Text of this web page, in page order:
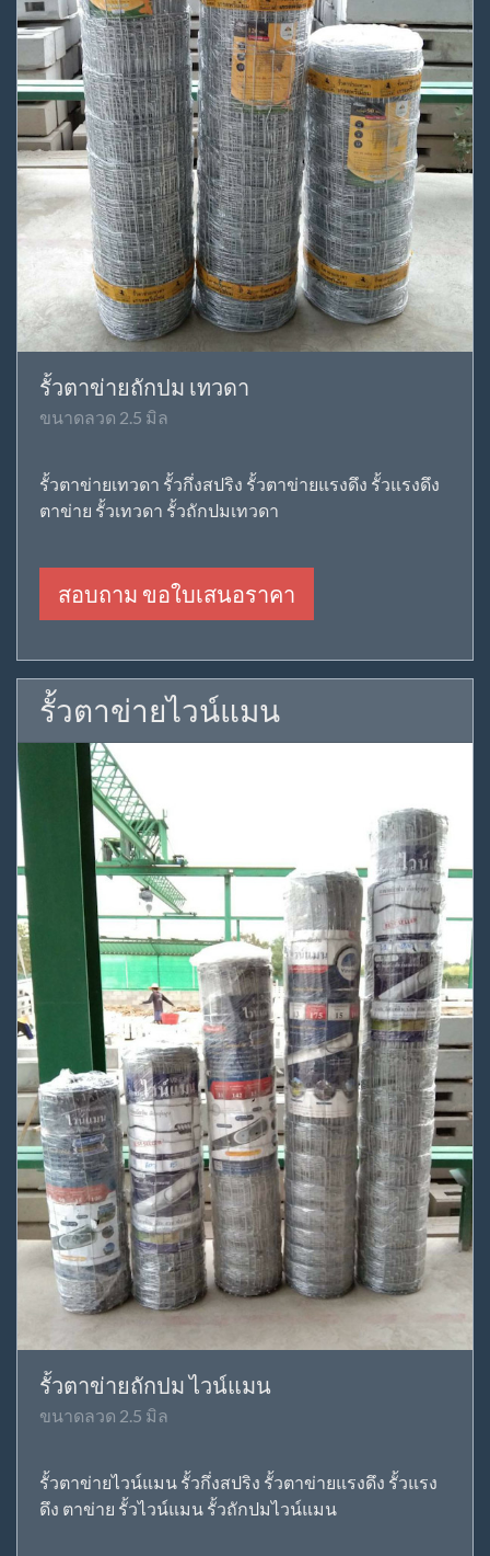
รั้วตาข่ายถักปม เทวดา
ขนาดลวด 2.5 มิล
รั้วตาข่ายเทวดา รั้วกึ่งสปริง รั้วตาข่ายแรงดึง รั้วแรงดึง
ตาข่าย รั้วเทวดา รั้วถักปมเทวดา
สอบถาม ขอใบเสนอราคา
รั้วตาข่ายไวน์แมน
รั้วตาข่ายถักปม ไวน์แมน
ขนาดลวด 2.5 มิล
รั้วตาข่ายไวน์แมน รั้วกึ่งสปริง รั้วตาข่ายแรงดึง รั้วแรง
ดึง ตาข่าย รั้วไวน์แมน รั้วถักปมไวน์แมน